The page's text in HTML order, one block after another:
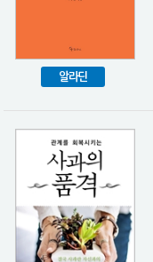
알라딘